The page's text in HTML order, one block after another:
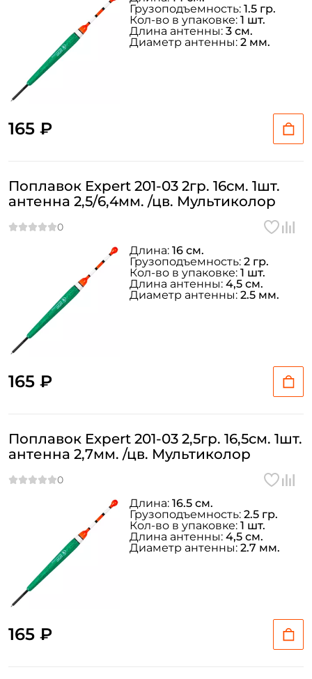
165 ₽
Грузоподъемность: 1.5 гр.
Кол-во в упаковке: 1 шт.
Длина антенны: 3 см.
Диаметр антенны: 2 мм.
Поплавок Expert 201-03 2гр. 16см. 1шт.
антенна 2,5/6,4мм. /цв. Мультиколор
165 ₽
Длина: 16 см.
Грузоподъемность: 2 гр.
Кол-во в упаковке: 1 шт.
Длина антенны: 4,5 см.
Диаметр антенны: 2.5 мм.
Поплавок Expert 201-03 2,5гр. 16,5см. 1шт.
антенна 2,7мм. /цв. Мультиколор
165 ₽
Длина: 16.5 см.
Грузоподъемность: 2.5 гр.
Кол-во в упаковке: 1 шт.
Длина антенны: 4,5 см.
Диаметр антенны: 2.7 мм.